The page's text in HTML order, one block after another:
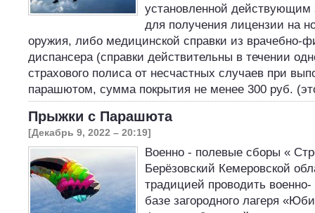
установленной действующим
для получения лицензии на
оружия, либо медицинской справки из врачебно-
диспансера (справки действительны в течении
страхового полиса от несчастных случаев при
парашютом, сумма покрытия не менее 300 руб.
Прыжки с Парашюта
[Декабрь 9, 2022 – 20:19]
Военно - полевые сборы «
Берёзовский Кемеровской
традицией проводить
базе загородного лагеря